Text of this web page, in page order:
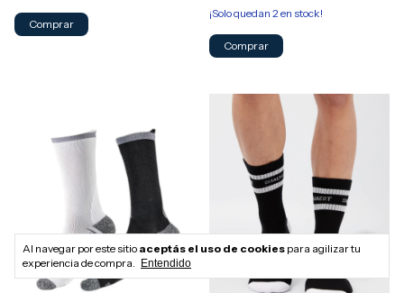
Al navegar por este sitio aceptás el uso de cookies para agilizar tu
experiencia de compra.
Entendido
¡Solo quedan 2 en stock!
Comprar